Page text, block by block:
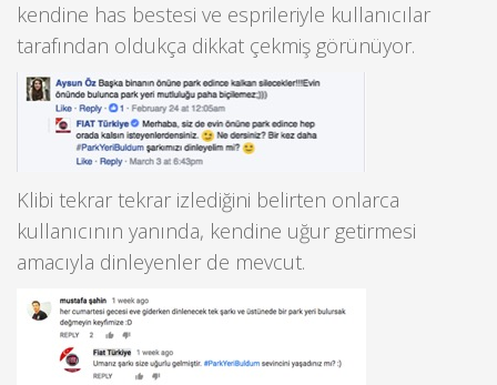
kendine has bestesi ve esprileriyle kullanıcılar
tarafından oldukça dikkat çekmiş görünüyor.
Klibi tekrar tekrar izlediğini belirten onlarca
kullanıcının yanında, kendine uğur getirmesi
amacıyla dinleyenler de mevcut.